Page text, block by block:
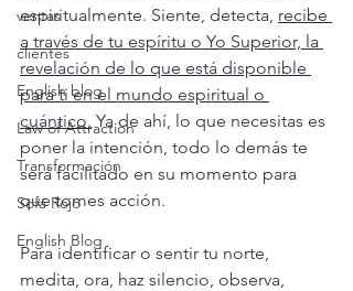
ventas
clientes
English blog
Law of Attraction
Transformación
Sofá Rojo
English Blog
espiritualmente. Siente, detecta, recibe
a través de tu espíritu o Yo Superior, la
revelación de lo que está disponible
para ti en el mundo espiritual o
cuántico. Ya de ahí, lo que necesitas es
poner la intención, todo lo demás te
será facilitado en su momento para
que tomes acción.
Para identificar o sentir tu norte,
medita, ora, haz silencio, observa,